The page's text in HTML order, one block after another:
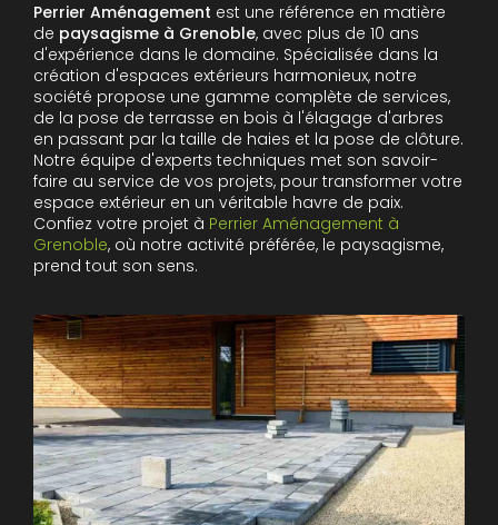
Perrier Aménagement est une référence en matière
de paysagisme à Grenoble, avec plus de 10 ans
d'expérience dans le domaine. Spécialisée dans la
création d'espaces extérieurs harmonieux, notre
société propose une gamme complète de services,
de la pose de terrasse en bois à l'élagage d'arbres
en passant par la taille de haies et la pose de clôture.
Notre équipe d'experts techniques met son savoir-
faire au service de vos projets, pour transformer votre
espace extérieur en un véritable havre de paix.
Confiez votre projet à Perrier Aménagement à
Grenoble, où notre activité préférée, le paysagisme,
prend tout son sens.